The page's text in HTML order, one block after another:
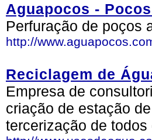
Aguapocos -
Perfuração de poços
http://
Reciclagem de
Empresa de
criação de estação
tercerização de